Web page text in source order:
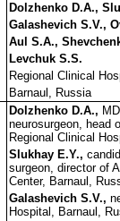
Dolzhenko D.A.,
Galashevich S.V.,
Aul S.A.,
Levchuk S.S.
Regional Clinical
Barnaul, Russia
Dolzhenko D.A.,
neurosurgeon, head
Regional Clinical
Slukhay E.Y.,
surgeon, director of
Center, Barnaul,
Galashevich S.V.,
Hospital, Barnaul,